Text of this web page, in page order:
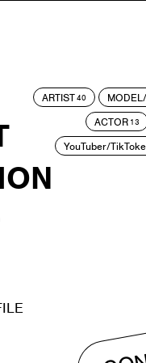
ARTIST40
ACTOR 13
YouTuber/